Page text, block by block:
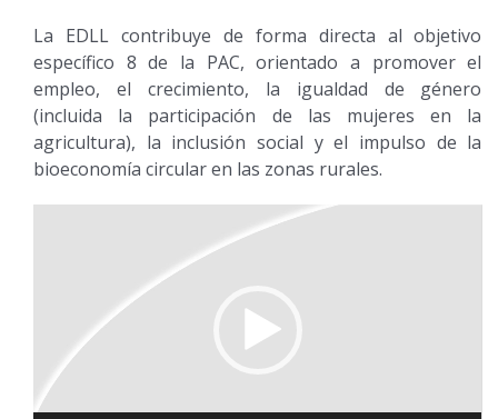
La EDLL contribuye de forma directa al objetivo
específico 8 de la PAC, orientado a promover el
empleo, el crecimiento, la igualdad de género
(incluida la participación de las mujeres en la
agricultura), la inclusión social y el impulso de la
bioeconomía circular en las zonas rurales.